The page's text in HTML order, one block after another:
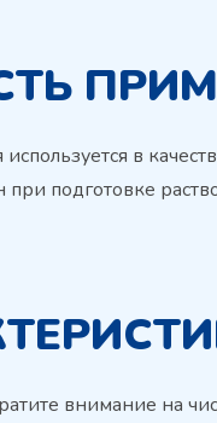
в
подготовке
внимание на